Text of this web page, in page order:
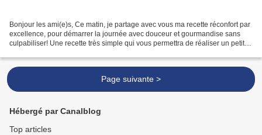
Bonjour les ami(e)s, Ce matin, je partage avec vous ma recette réconfort par
excellence, pour démarrer la journée avec douceur et gourmandise sans
culpabiliser! Une recette très simple qui vous permettra de réaliser un petit
Page suivante >
Hébergé par Canalblog
Top articles